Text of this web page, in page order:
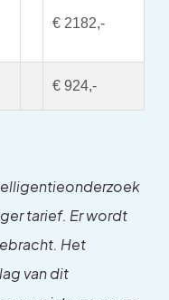
€ 2182,-
€ 924,-
tarief. Er wordt
Het
van dit